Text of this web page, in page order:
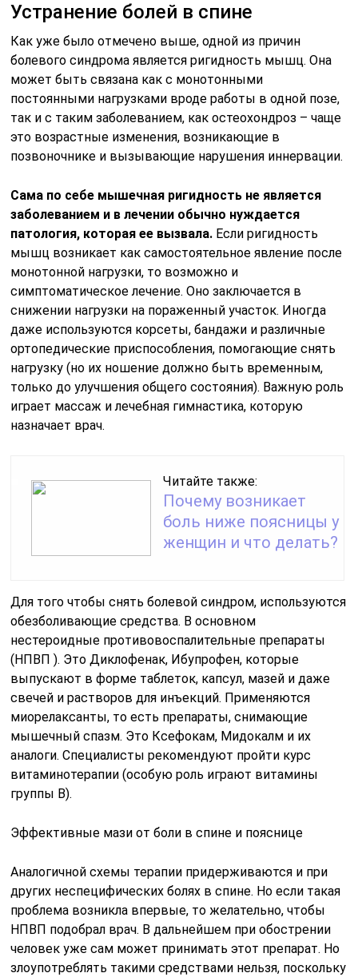
Устранение болей в спине
Как уже было отмечено выше, одной из причин
болевого синдрома является ригидность мышц. Она
может быть связана как с монотонными
постоянными нагрузками вроде работы в одной позе,
так и с таким заболеванием, как остеохондроз – чаще
это возрастные изменения, возникающие в
позвоночнике и вызывающие нарушения иннервации.
Сама по себе мышечная ригидность не является
заболеванием и в лечении обычно нуждается
патология, которая ее вызвала. Если ригидность
мышц возникает как самостоятельное явление после
монотонной нагрузки, то возможно и
симптоматическое лечение. Оно заключается в
снижении нагрузки на пораженный участок. Иногда
даже используются корсеты, бандажи и различные
ортопедические приспособления, помогающие снять
нагрузку (но их ношение должно быть временным,
только до улучшения общего состояния). Важную роль
играет массаж и лечебная гимнастика, которую
назначает врач.
Читайте также:
Почему возникает
боль ниже поясницы у
женщин и что делать?
Для того чтобы снять болевой синдром, используются
обезболивающие средства. В основном
нестероидные противовоспалительные препараты
(НПВП ). Это Диклофенак, Ибупрофен, которые
выпускают в форме таблеток, капсул, мазей и даже
свечей и растворов для инъекций. Применяются
миорелаксанты, то есть препараты, снимающие
мышечный спазм. Это Ксефокам, Мидокалм и их
аналоги. Специалисты рекомендуют пройти курс
витаминотерапии (особую роль играют витамины
группы В).
Эффективные мази от боли в спине и пояснице
Аналогичной схемы терапии придерживаются и при
других неспецифических болях в спине. Но если такая
проблема возникла впервые, то желательно, чтобы
НПВП подобрал врач. В дальнейшем при обострении
человек уже сам может принимать этот препарат. Но
злоупотреблять такими средствами нельзя, поскольку